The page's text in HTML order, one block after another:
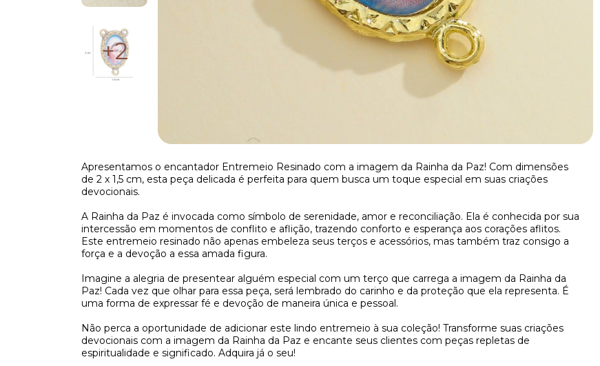
+2
Apresentamos o encantador Entremeio Resinado com a imagem da Rainha da Paz! Com dimensões
de 2 x 1,5 cm, esta peça delicada é perfeita para quem busca um toque especial em suas criações
devocionais.
A Rainha da Paz é invocada como símbolo de serenidade, amor e reconciliação. Ela é conhecida por sua
intercessão em momentos de conflito e aflição, trazendo conforto e esperança aos corações aflitos.
Este entremeio resinado não apenas embeleza seus terços e acessórios, mas também traz consigo a
força e a devoção a essa amada figura.
Imagine a alegria de presentear alguém especial com um terço que carrega a imagem da Rainha da
Paz! Cada vez que olhar para essa peça, será lembrado do carinho e da proteção que ela representa. É
uma forma de expressar fé e devoção de maneira única e pessoal.
Não perca a oportunidade de adicionar este lindo entremeio à sua coleção! Transforme suas criações
devocionais com a imagem da Rainha da Paz e encante seus clientes com peças repletas de
espiritualidade e significado. Adquira já o seu!